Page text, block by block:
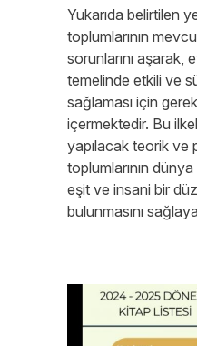
Yukarıda belirtilen
toplumlarının
sorunlarını aşarak,
temelinde etkili ve
sağlaması için
içermektedir. Bu
yapılacak teorik ve
toplumlarının
eşit ve insani bir
bulunmasını